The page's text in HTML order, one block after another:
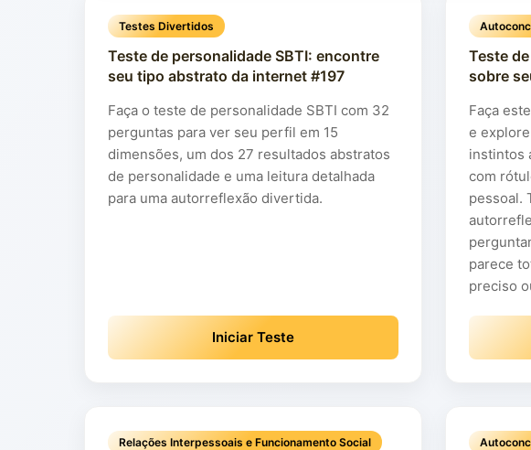
Testes Divertidos
Teste de personalidade SBTI: encontre
seu tipo abstrato da internet #197
Faça o teste de personalidade SBTI com 32
perguntas para ver seu perfil em 15
dimensões, um dos 27 resultados abstratos
de personalidade e uma leitura detalhada
para uma autorreflexão divertida.
Iniciar Teste
Teste
sobre
Faça
e
instintos
com
pessoal.
parece
preciso
Relações Interpessoais e Funcionamento Social